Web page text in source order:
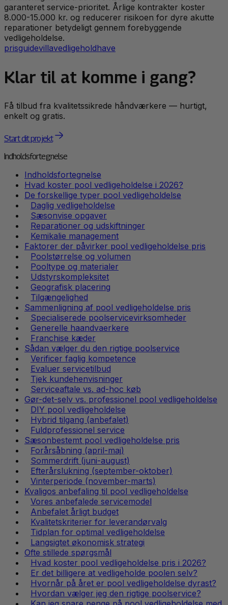
garanteret service-prioritet. Årlige kontrakter koster
8.000-15.000 kr. og reducerer risikoen for dyre akutte
reparationer betydeligt gennem forebyggende
vedligeholdelse.
prisguidevillavedligeholdhave
Klar til at komme i gang?
Få tilbud fra kvalitetssikrede håndværkere — hurtigt,
enkelt og gratis.
Start dit projekt
Indholdsfortegnelse
Indholdsfortegnelse
Hvad koster pool vedligeholdelse i 2026?
De forskellige typer pool vedligeholdelse
Daglig vedligeholdelse
Sæsonvise opgaver
Reparationer og udskiftninger
Kemikalie management
Faktorer der påvirker pool vedligeholdelse pris
Poolstørrelse og volumen
Pooltype og materialer
Udstyrskompleksitet
Geografisk placering
Tilgængelighed
Sammenligning af pool vedligeholdelse pris
Specialiserede poolservicevirksomheder
Generelle haandvaerkere
Franchise kæder
Sådan vælger du den rigtige poolservice
Verificer faglig kompetence
Evaluer servicetilbud
Tjek kundehenvisninger
Serviceaftale vs. ad-hoc køb
Gør-det-selv vs. professionel pool vedligeholdelse
DIY pool vedligeholdelse
Hybrid tilgang (anbefalet)
Fuldprofessionel service
Sæsonbestemt pool vedligeholdelse pris
Forårsåbning (april-maj)
Sommerdrift (juni-august)
Efterårslukning (september-oktober)
Vinterperiode (november-marts)
Kvaligos anbefaling til pool vedligeholdelse
Vores anbefalede servicemodel
Anbefalet årligt budget
Kvalitetskriterier for leverandørvalg
Tidplan for optimal vedligeholdelse
Langsigtet økonomisk strategi
Ofte stillede spørgsmål
Hvad koster pool vedligeholdelse pris i 2026?
Er det billigere at vedligeholde poolen selv?
Hvornår på året er pool vedligeholdelse dyrast?
Hvordan vælger jeg den rigtige poolservice?